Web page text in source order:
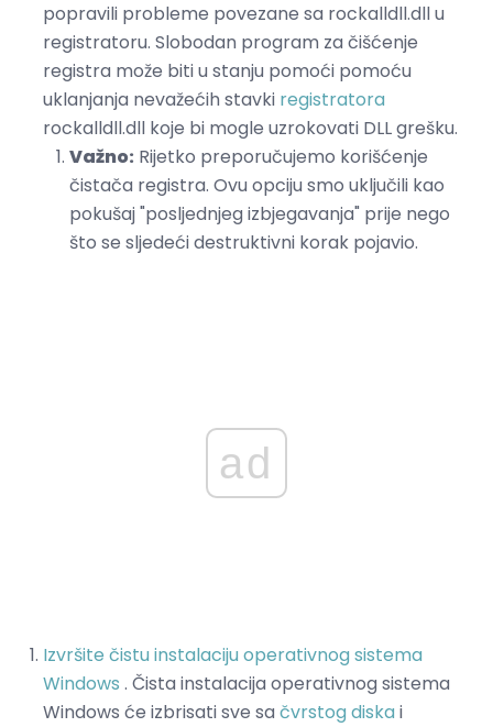
popravili probleme povezane sa rockalldll.dll u
registratoru. Slobodan program za čišćenje
registra može biti u stanju pomoći pomoću
uklanjanja nevažećih stavki registratora
rockalldll.dll koje bi mogle uzrokovati DLL grešku.
Važno: Rijetko preporučujemo korišćenje
čistača registra. Ovu opciju smo uključili kao
pokušaj "posljednjeg izbjegavanja" prije nego
što se sljedeći destruktivni korak pojavio.
ad
Izvršite čistu instalaciju operativnog sistema
Windows . Čista instalacija operativnog sistema
Windows će izbrisati sve sa čvrstog diskai